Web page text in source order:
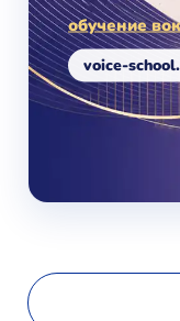
обучение
voice-